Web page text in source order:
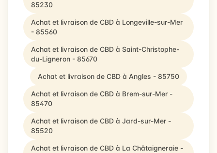
85230
Achat et livraison de CBD à Longeville-sur-Mer
- 85560
Achat et livraison de CBD à Saint-Christophe-
du-Ligneron - 85670
Achat et livraison de CBD à Angles - 85750
Achat et livraison de CBD à Brem-sur-Mer -
85470
Achat et livraison de CBD à Jard-sur-Mer -
85520
Achat et livraison de CBD à La Châtaigneraie -